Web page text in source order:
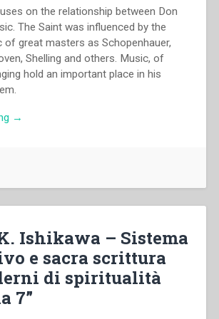
on the relationship between Don
The Saint was influenced by the
of great masters as Schopenhauer,
Shelling and others. Music, of
hold an important place in his
“Giulio
“Don
Bosco’s
place
in
history””
→
Ishikawa – Sistema
e sacra scrittura
di spiritualità
7”